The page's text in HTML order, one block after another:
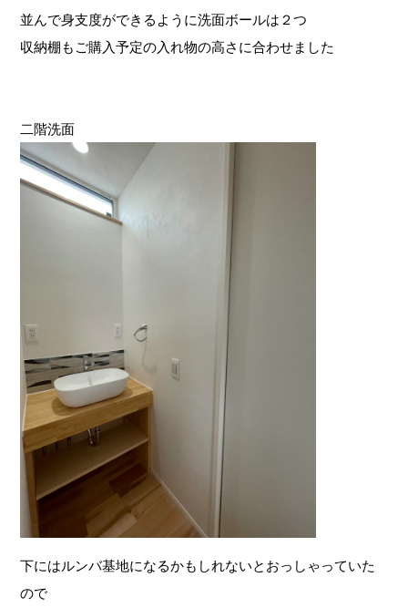
並んで身支度ができるように洗面ボールは２つ
収納棚もご購入予定の入れ物の高さに合わせました
二階洗面
下にはルンバ基地になるかもしれないとおっしゃっていた
ので